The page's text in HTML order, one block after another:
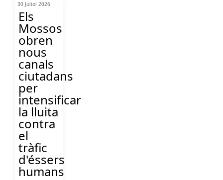
30 Juliol 2026
Els
Mossos
obren
nous
canals
ciutadans
per
intensificar
la lluita
contra
el
tràfic
d'éssers
humans